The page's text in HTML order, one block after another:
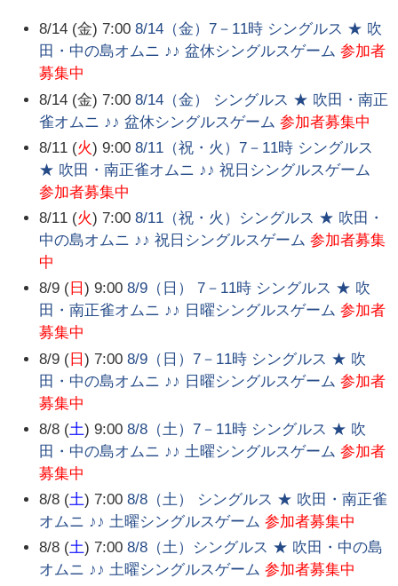
8/14 (金) 7:00 8/14（金）7－11時 シングルス ★ 吹
田・中の島オムニ ♪♪ 盆休シングルスゲーム 参加者
募集中
8/14 (金) 7:00 8/14（金） シングルス ★ 吹田・南正
雀オムニ ♪♪ 盆休シングルスゲーム 参加者募集中
8/11 (火) 9:00 8/11（祝・火）7－11時 シングルス
★ 吹田・南正雀オムニ ♪♪ 祝日シングルスゲーム
参加者募集中
8/11 (火) 7:00 8/11（祝・火）シングルス ★ 吹田・
中の島オムニ ♪♪ 祝日シングルスゲーム 参加者募集
中
8/9 ( 日) 9:00 8/9（日） 7－11時 シングルス ★ 吹
田・南正雀オムニ ♪♪ 日曜シングルスゲーム 参加者
募集中
8/9 ( 日) 7:00 8/9（日）7－11時 シングルス ★ 吹
田・中の島オムニ ♪♪ 日曜シングルスゲーム 参加者
募集中
8/8 (土) 9:00 8/8（土）7－11時 シングルス ★ 吹
田・中の島オムニ ♪♪ 土曜シングルスゲーム 参加者
募集中
8/8 (土) 7:00 8/8（土） シングルス ★ 吹田・南正雀
オムニ ♪♪ 土曜シングルスゲーム 参加者募集中
8/8 (土) 7:00 8/8（土）シングルス ★ 吹田・中の島
オムニ ♪♪ 土曜シングルスゲーム 参加者募集中